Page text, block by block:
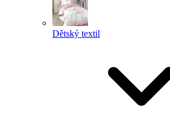
Dětský textil